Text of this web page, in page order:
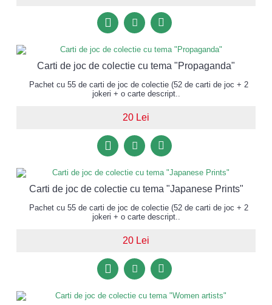
Carti de joc de colectie cu tema "Propaganda"
Pachet cu 55 de carti de joc de colectie (52 de carti de joc + 2
jokeri + o carte descript..
20 Lei
Carti de joc de colectie cu tema "Japanese Prints"
Pachet cu 55 de carti de joc de colectie (52 de carti de joc + 2
jokeri + o carte descript..
20 Lei